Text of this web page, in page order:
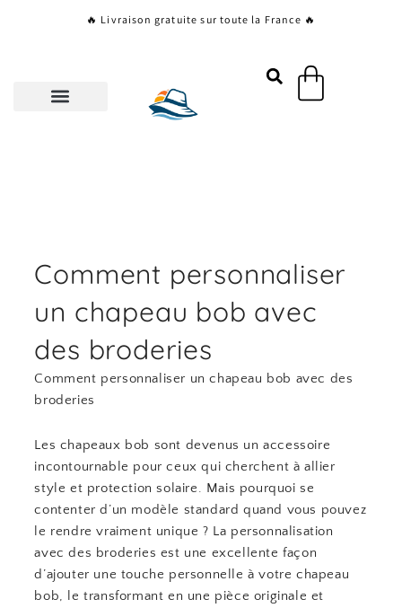
🔥 Livraison gratuite sur toute la France 🔥
Panier
Comment personnaliser
un chapeau bob avec
des broderies
Comment personnaliser un chapeau bob avec des
broderies
Les chapeaux bob sont devenus un accessoire
incontournable pour ceux qui cherchent à allier
style et protection solaire. Mais pourquoi se
contenter d’un modèle standard quand vous pouvez
le rendre vraiment unique ? La personnalisation
avec des broderies est une excellente façon
d’ajouter une touche personnelle à votre chapeau
bob, le transformant en une pièce originale et